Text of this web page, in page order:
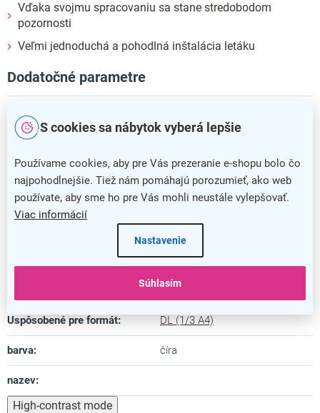
S cookies sa nábytok vyberá lepšie
Používame cookies, aby pre Vás prezeranie e-shopu bolo čo
najpohodlnejšie. Tiež nám pomáhajú porozumieť, ako web
používate, aby sme ho pre Vás mohli neustále vylepšovať.
Viac informácií
Nastavenie
Súhlasím
Vďaka svojmu spracovaniu sa stane stredobodom
pozornosti
Veľmi jednoduchá a pohodlná inštalácia letáku
Dodatočné parametre
Farba:
Záruka: 5 rokov
Dĺžka: 6,5 cm
14,4 cm
plast
Uspôsobené pre formát: DL (1/3 A4)
barva: číra
nazev:
High-contrast mode